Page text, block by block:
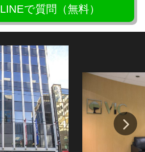
LINEで質問（無料）